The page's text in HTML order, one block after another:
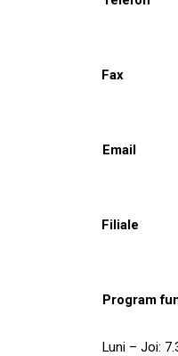
Fax
Email
Filiale
Program
Luni – Joi: